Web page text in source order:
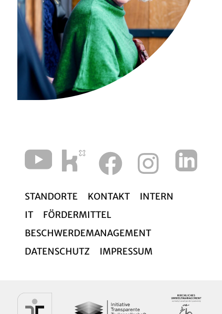
STANDORTE KONTAKT
INTERN
IT
FÖRDERMITTEL
BESCHWERDEMANAGEMENT
DATENSCHUTZ
IMPRESSUM